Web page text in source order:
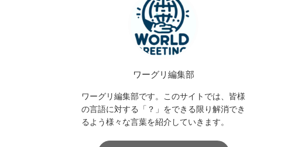
ワーグリ編集部
ワーグリ編集部です。このサイトでは、皆様
の言語に対する「？」をできる限り解消でき
るよう様々な言葉を紹介していきます。